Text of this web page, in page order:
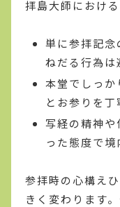
拝島大師におけ
単に参拝記念
ねだる行為は
本堂でしっ
とお参りを丁
写経の精神
った態度で境
参拝時の心構え
きく変わります